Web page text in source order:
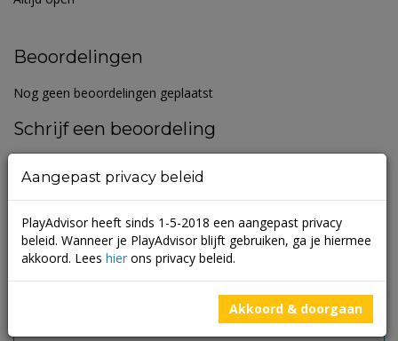
Beoordelingen
Nog geen beoordelingen geplaatst
Schrijf een beoordeling
Je e-mailadres wordt niet gepubliceerd.
gemarkeerd met*
Aangepast privacy beleid
PlayAdvisor heeft sinds 1-5-2018 een aangepast privacy
beleid. Wanneer je PlayAdvisor blijft gebruiken, ga je hiermee
akkoord. Lees hier ons privacy beleid.
Akkoord & doorgaan